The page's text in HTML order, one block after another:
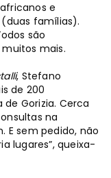
e
(duas famílias).
são
mais.
, Stefano
de 200
Gorizia. Cerca
na
E sem pedido, não
lugares”, queixa-